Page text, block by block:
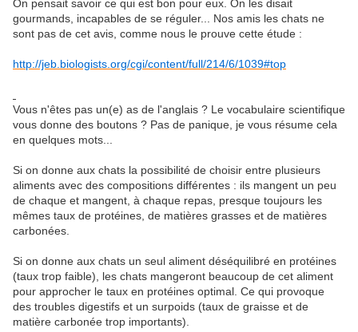
On pensait savoir ce qui est bon pour eux. On les disait
gourmands, incapables de se réguler... Nos amis les chats ne
sont pas de cet avis, comme nous le prouve cette étude :
http://jeb.biologists.org/cgi/content/full/214/6/1039#top
Vous n'êtes pas un(e) as de l'anglais ? Le vocabulaire scientifique
vous donne des boutons ? Pas de panique, je vous résume cela
en quelques mots...
Si on donne aux chats la possibilité de choisir entre plusieurs
aliments avec des compositions différentes : ils mangent un peu
de chaque et mangent, à chaque repas, presque toujours les
mêmes taux de protéines, de matières grasses et de matières
carbonées.
Si on donne aux chats un seul aliment déséquilibré en protéines
(taux trop faible), les chats mangeront beaucoup de cet aliment
pour approcher le taux en protéines optimal. Ce qui provoque
des troubles digestifs et un surpoids (taux de graisse et de
matière carbonée trop importants).